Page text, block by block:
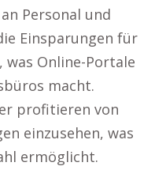
Personal und
Einsparungen für
Online-Portale
macht.
profitieren von
einzusehen, was
ermöglicht.